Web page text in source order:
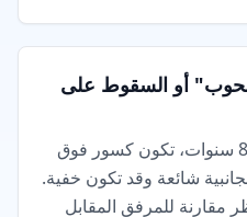
أو السقوط على
لدى الأطفال دون سن 8 سنوات، تكون كسور فوق
شائعة وقد تكون خفية.
مقارنة للمرفق المقابل